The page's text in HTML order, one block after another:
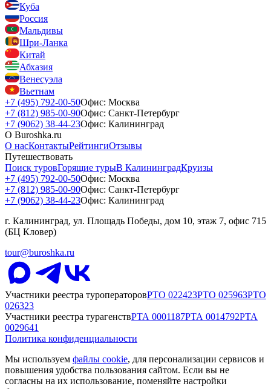
Куба
Россия
Мальдивы
Шри-Ланка
Китай
Абхазия
Венесуэла
Вьетнам
+7 (495) 792-00-50Офис: Москва
+7 (812) 985-00-90Офис: Санкт-Петербург
+7 (9062) 38-44-23Офис: Калининград
О Buroshka.ru
О насКонтактыРейтингиОтзывы
Путешествовать
Поиск туровГорящие турыВ КалининградКруизы
+7 (495) 792-00-50Офис: Москва
+7 (812) 985-00-90Офис: Санкт-Петербург
+7 (9062) 38-44-23Офис: Калининград
г. Калининград, ул. Площадь Победы, дом 10, этаж 7, офис 715
(БЦ Кловер)
tour@buroshka.ru
Участники реестра туроператоровРТО 022423РТО 025963РТО
026323
Участники реестра турагенствРТА 0001187РТА 0014792РТА
0029641
Политика конфиденциальности
Мы используем файлы cookie, для персонализации сервисов и
повышения удобства пользования сайтом. Если вы не
согласны на их использование, поменяйте настройки